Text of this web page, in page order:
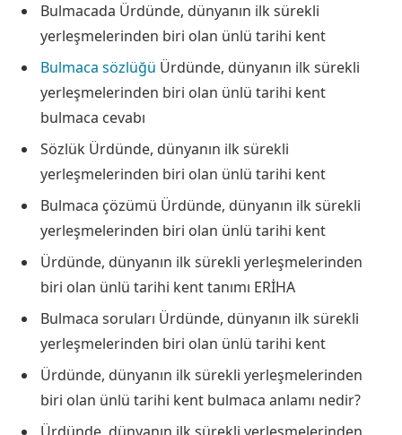
Bulmacada Ürdünde, dünyanın ilk sürekli
yerleşmelerinden biri olan ünlü tarihi kent
Bulmaca sözlüğü Ürdünde, dünyanın ilk sürekli
yerleşmelerinden biri olan ünlü tarihi kent
bulmaca cevabı
Sözlük Ürdünde, dünyanın ilk sürekli
yerleşmelerinden biri olan ünlü tarihi kent
Bulmaca çözümü Ürdünde, dünyanın ilk sürekli
yerleşmelerinden biri olan ünlü tarihi kent
Ürdünde, dünyanın ilk sürekli yerleşmelerinden
biri olan ünlü tarihi kent tanımı ERİHA
Bulmaca soruları Ürdünde, dünyanın ilk sürekli
yerleşmelerinden biri olan ünlü tarihi kent
Ürdünde, dünyanın ilk sürekli yerleşmelerinden
biri olan ünlü tarihi kent bulmaca anlamı nedir?